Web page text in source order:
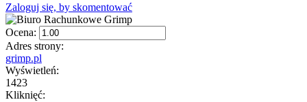
Zaloguj się, by skomentować
Ocena:
Adres strony:
grimp.pl
Wyświetleń:
1423
Kliknięć: